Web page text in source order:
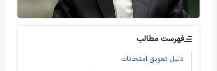
فهرست مطالب
دلیل تعویق امتحانات